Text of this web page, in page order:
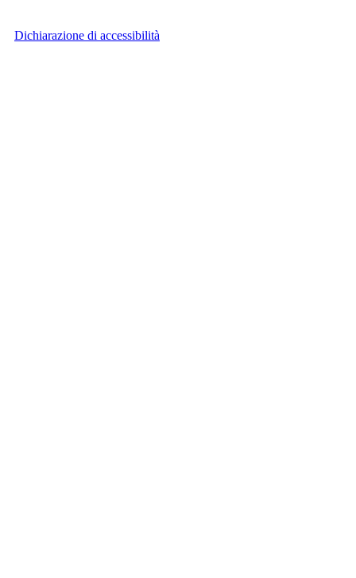
Dichiarazione di accessibilità